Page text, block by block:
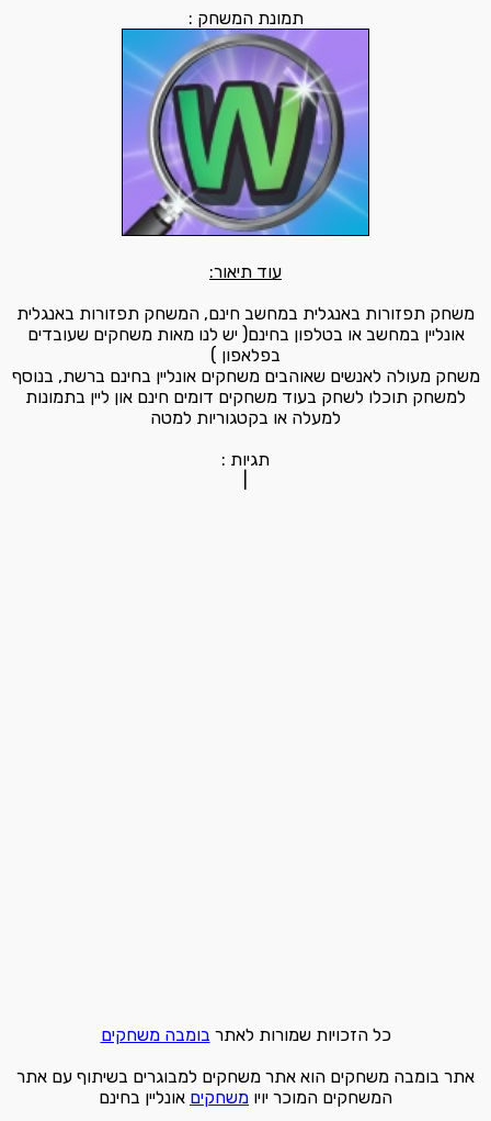
תמונת המשחק :
עוד תיאור:
משחק תפזורות באנגלית במחשב חינם, המשחק תפזורות באנגלית
אונליין במחשב או בטלפון בחינם( יש לנו מאות משחקים שעובדים
בפלאפון )
משחק מעולה לאנשים שאוהבים משחקים אונליין בחינם ברשת, בנוסף
למשחק תוכלו לשחק בעוד משחקים דומים חינם און ליין בתמונות
למעלה או בקטגוריות למטה
תגיות :
כל הזכויות שמורות לאתר בומבה משחקים
אתר בומבה משחקים הוא אתר משחקים למבוגרים בשיתוף עם אתר
המשחקים המוכר יויו משחקים אונליין בחינם